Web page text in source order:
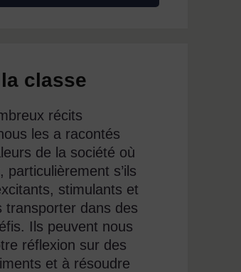
classe
récits
les a racontés
de la société où
s’ils
stimulants et
transporter dans des
Ils peuvent nous
réflexion sur des
et à résoudre